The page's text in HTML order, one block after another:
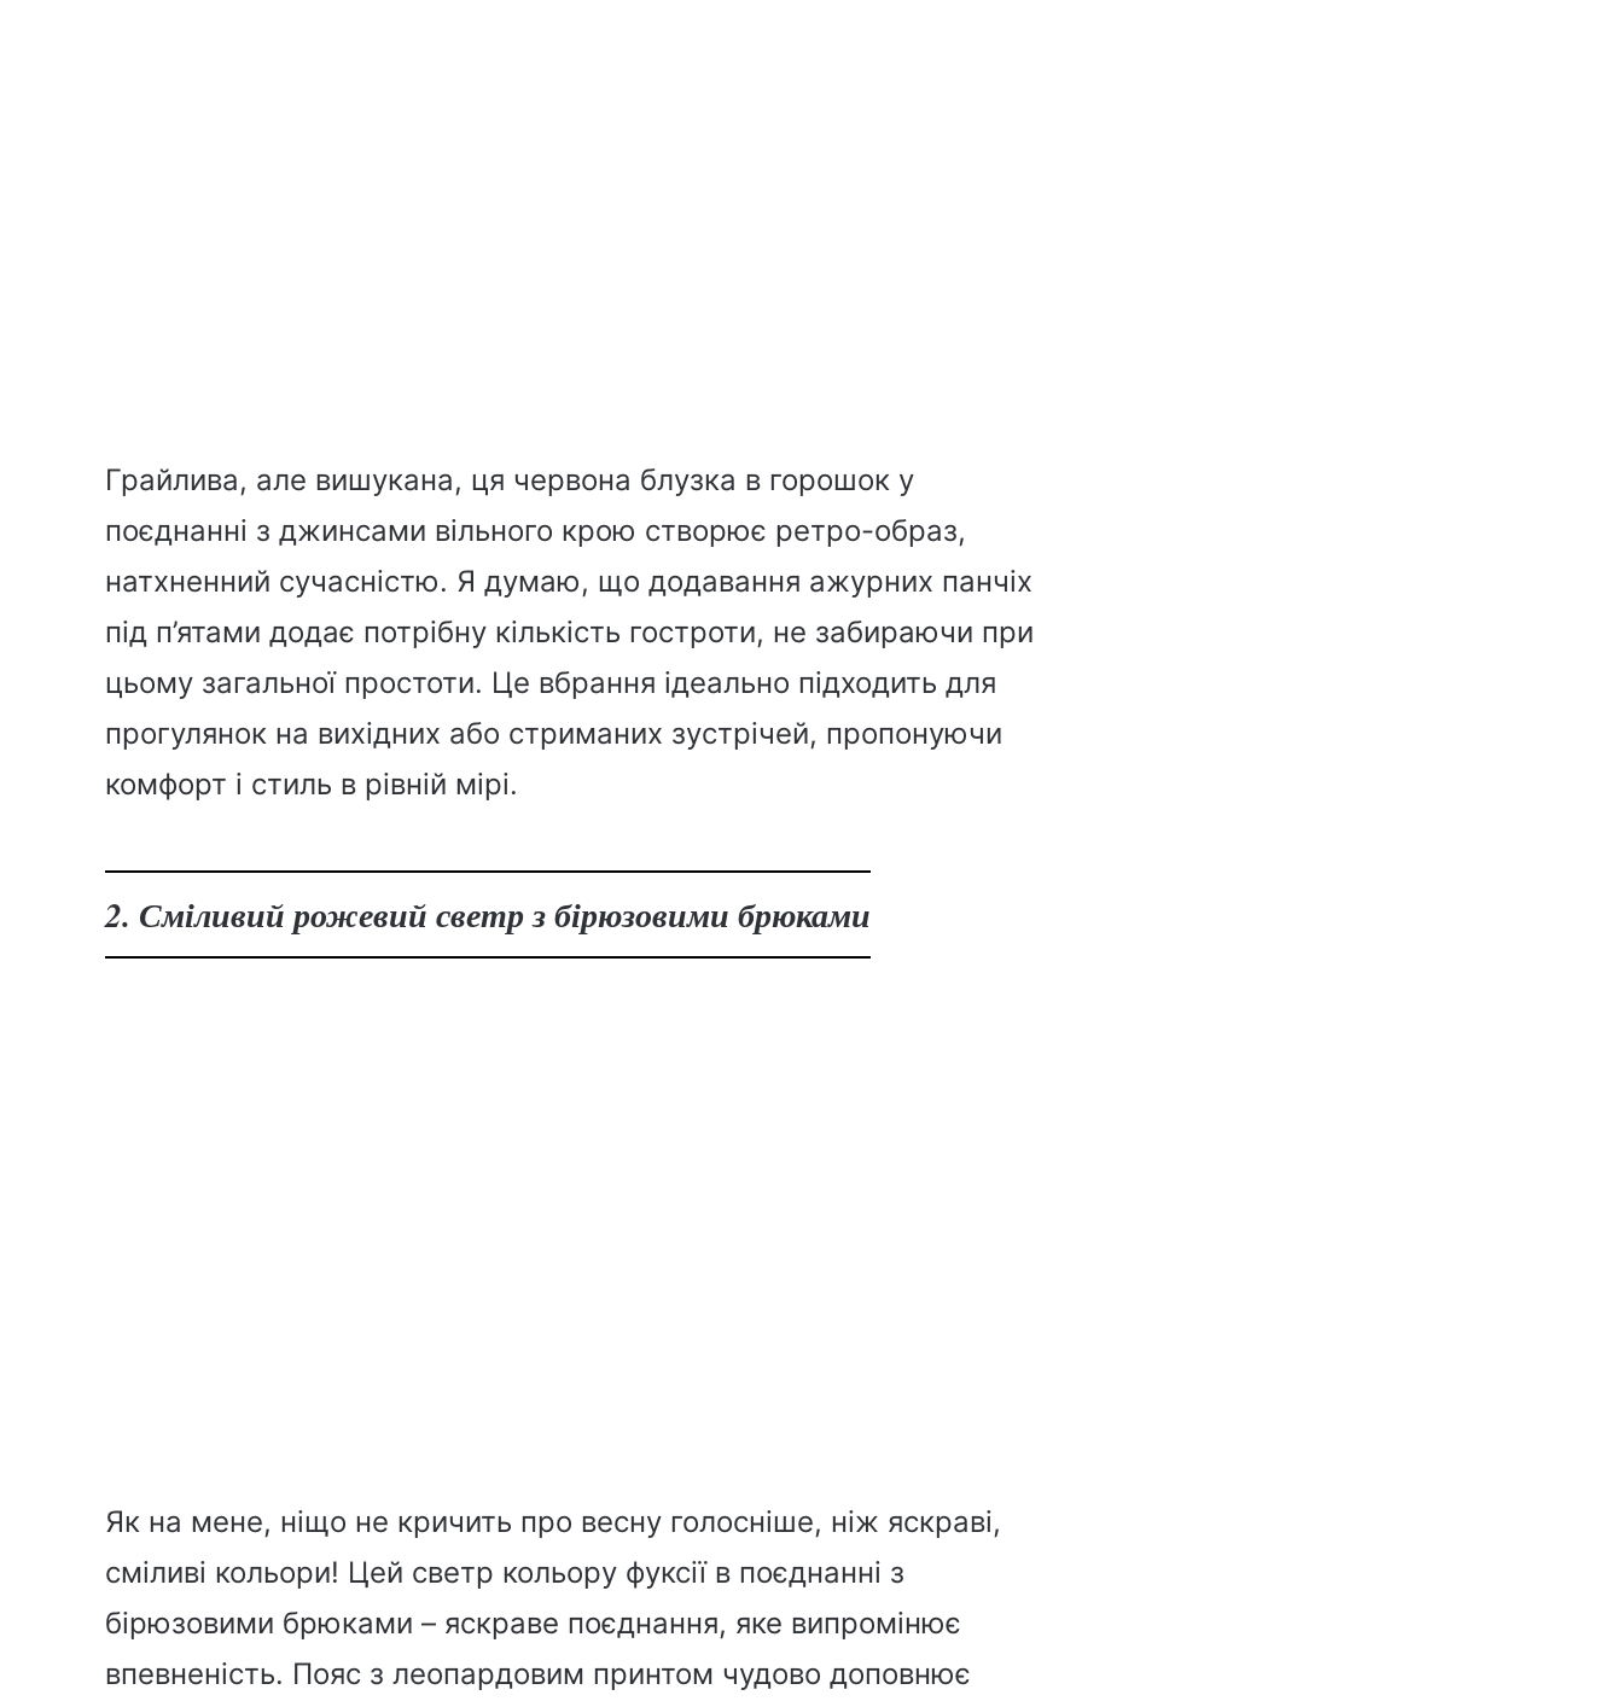
Грайлива, але вишукана, ця червона блузка в горошок у
поєднанні з джинсами вільного крою створює ретро-образ,
натхненний сучасністю. Я думаю, що додавання ажурних панчіх
під п’ятами додає потрібну кількість гостроти, не забираючи при
цьому загальної простоти. Це вбрання ідеально підходить для
прогулянок на вихідних або стриманих зустрічей, пропонуючи
комфорт і стиль в рівній мірі.
2. Сміливий рожевий светр з бірюзовими брюками
Як на мене, ніщо не кричить про весну голосніше, ніж яскраві,
сміливі кольори! Цей светр кольору фуксії в поєднанні з
бірюзовими брюками – яскраве поєднання, яке випромінює
впевненість. Пояс з леопардовим принтом чудово доповнює